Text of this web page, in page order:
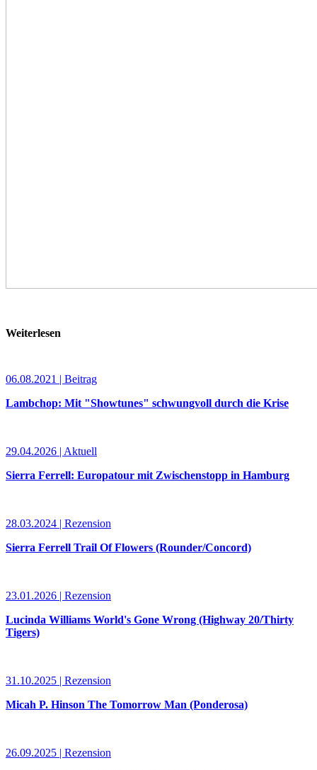
Weiterlesen
06.08.2021 | Beitrag
Lambchop: Mit "Showtunes" schwungvoll durch die Krise
29.04.2026 | Aktuell
Sierra Ferrell: Europatour mit Zwischenstopp in Hamburg
28.03.2024 | Rezension
Sierra Ferrell Trail Of Flowers (Rounder/Concord)
23.01.2026 | Rezension
Lucinda Williams World's Gone Wrong (Highway 20/Thirty
Tigers)
31.10.2025 | Rezension
Micah P. Hinson The Tomorrow Man (Ponderosa)
26.09.2025 | Rezension